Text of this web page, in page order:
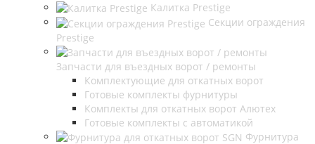
Калитка Prestige
Секции ограждения
Prestige
Запчасти для въездных ворот / ремонты
Комплектующие для откатных ворот
Готовые комплекты фурнитуры
Комплекты для откатных ворот Алютех
Готовые комплекты с автоматикой
Фурнитура